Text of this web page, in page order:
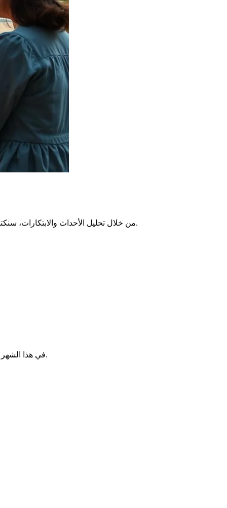
من خلال تحليل الأحداث والابتكارات،الفريدة في سياق عالمي. ستقودنا هذه الرحلة من الأسس التاريخية إلى التعبيرات الأكثر حداثة.
في هذا الشهر من نوفمبر، تعيش فرنسا على إيقاع مشهد ثقافي ديناميكي بشكل خاص. تكشف هذه الفترة الخريفية عن تبادلات ساحرة بين التقاليد والحداثة.